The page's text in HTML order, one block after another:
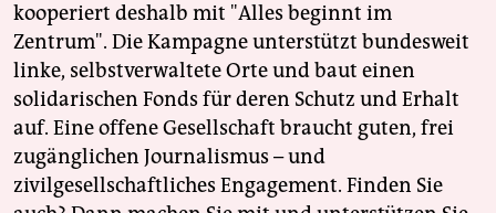
kooperiert deshalb mit "Alles beginnt im
Zentrum". Die Kampagne unterstützt bundesweit
linke, selbstverwaltete Orte und baut einen
solidarischen Fonds für deren Schutz und Erhalt
auf. Eine offene Gesellschaft braucht guten, frei
zugänglichen Journalismus – und
zivilgesellschaftliches Engagement. Finden Sie